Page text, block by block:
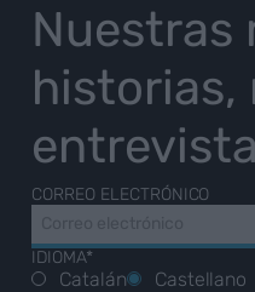
Nuestras
historias,
CORREO ELECTRÓNICO
IDIOMA*
Catalán
Castellano